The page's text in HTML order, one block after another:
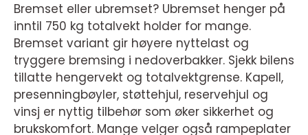
Bremset eller ubremset? Ubremset henger på
inntil 750 kg totalvekt holder for mange.
Bremset variant gir høyere nyttelast og
tryggere bremsing i nedoverbakker. Sjekk bilens
tillatte hengervekt og totalvektgrense. Kapell,
presenningbøyler, støttehjul, reservehjul og
vinsj er nyttig tilbehør som øker sikkerhet og
brukskomfort. Mange velger også rampeplater